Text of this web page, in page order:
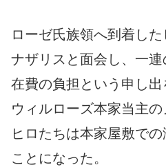
ローゼ氏族領へ到着し
ナザリスと面会し、一
在費の負担という申し出
ウィルローズ本家当主の
ヒロたちは本家屋敷で
ことになった。